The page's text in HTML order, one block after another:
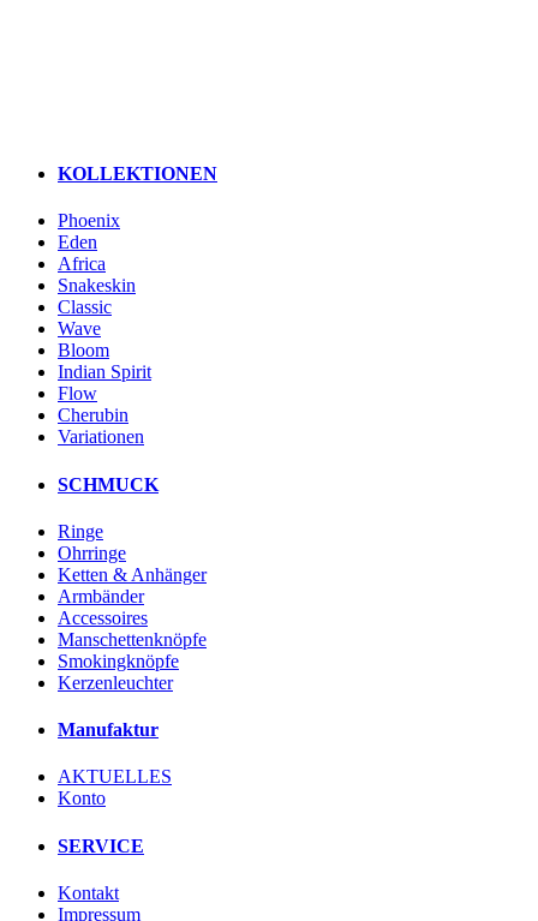
KOLLEKTIONEN
Phoenix
Eden
Africa
Snakeskin
Classic
Wave
Bloom
Indian Spirit
Flow
Cherubin
Variationen
SCHMUCK
Ringe
Ohrringe
Ketten & Anhänger
Armbänder
Accessoires
Manschettenknöpfe
Smokingknöpfe
Kerzenleuchter
Manufaktur
AKTUELLES
Konto
SERVICE
Kontakt
Impressum